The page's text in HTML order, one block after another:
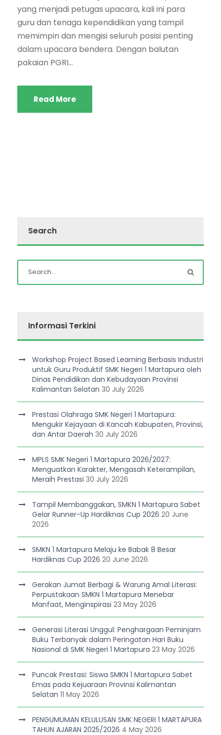
yang menjadi petugas upacara, kali ini para
guru dan tenaga kependidikan yang tampil
memimpin dan mengisi seluruh posisi penting
dalam upacara bendera. Dengan balutan
pakaian PGRI...
Read More
Search
Informasi Terkini
Workshop Project Based Learning Berbasis Industri
untuk Guru Produktif SMK Negeri 1 Martapura oleh
Dinas Pendidikan dan Kebudayaan Provinsi
Kalimantan Selatan 30 July 2026
Prestasi Olahraga SMK Negeri 1 Martapura:
Mengukir Kejayaan di Kancah Kabupaten, Provinsi,
dan Antar Daerah 30 July 2026
MPLS SMK Negeri 1 Martapura 2026/2027:
Menguatkan Karakter, Mengasah Keterampilan,
Meraih Prestasi 30 July 2026
Tampil Membanggakan, SMKN 1 Martapura Sabet
Gelar Runner-Up Hardiknas Cup 2026 20 June
2026
SMKN 1 Martapura Melaju ke Babak 8 Besar
Hardiknas Cup 2026 20 June 2026
Gerakan Jumat Berbagi & Warung Amal Literasi:
Perpustakaan SMKN 1 Martapura Menebar
Manfaat, Menginspirasi 23 May 2026
Generasi Literasi Unggul: Penghargaan Peminjam
Buku Terbanyak dalam Peringatan Hari Buku
Nasional di SMK Negeri 1 Martapura 23 May 2026
Puncak Prestasi: Siswa SMKN 1 Martapura Sabet
Emas pada Kejuaraan Provinsi Kalimantan
Selatan 11 May 2026
PENGUMUMAN KELULUSAN SMK NEGERI 1 MARTAPURA
TAHUN AJARAN 2025/2026 4 May 2026